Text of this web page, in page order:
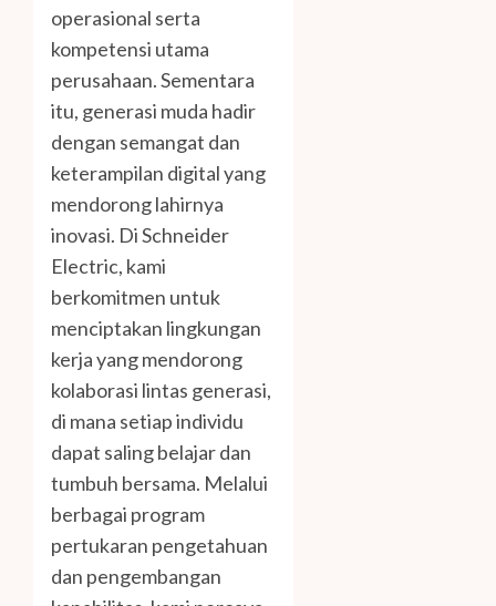
operasional serta
kompetensi utama
perusahaan. Sementara
itu, generasi muda hadir
dengan semangat dan
keterampilan digital yang
mendorong lahirnya
inovasi. Di Schneider
Electric, kami
berkomitmen untuk
menciptakan lingkungan
kerja yang mendorong
kolaborasi lintas generasi,
di mana setiap individu
dapat saling belajar dan
tumbuh bersama. Melalui
berbagai program
pertukaran pengetahuan
dan pengembangan